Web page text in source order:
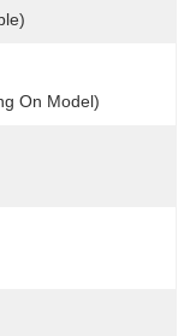
On Model)